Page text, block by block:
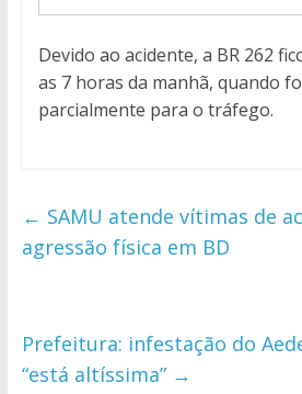
Devido ao acidente, a BR 262
as 7 horas da manhã, quando
parcialmente para o tráfego.
← SAMU atende vítimas de
agressão física em BD
Prefeitura: infestação do
“está altíssima” →